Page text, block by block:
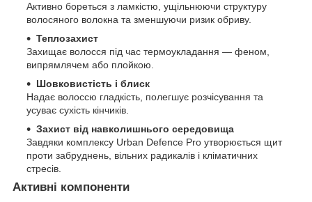
Активно бореться з ламкістю, ущільнюючи структуру
волосяного волокна та зменшуючи ризик обриву.
Теплозахист
Захищає волосся під час термоукладання — феном,
випрямлячем або плойкою.
Шовковистість і блиск
Надає волоссю гладкість, полегшує розчісування та
усуває сухість кінчиків.
Захист від навколишнього середовища
Завдяки комплексу Urban Defence Pro утворюється щит
проти забруднень, вільних радикалів і кліматичних
стресів.
Активні компоненти